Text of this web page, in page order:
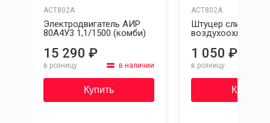
ACT802A
Электродвигатель АИР
80А4У3 1,1/1500 (комби)
15 290 ₽
в розницу в наличии
Купить
ACT802A
Штуцер слива
1 050 ₽
в розницу
Купить